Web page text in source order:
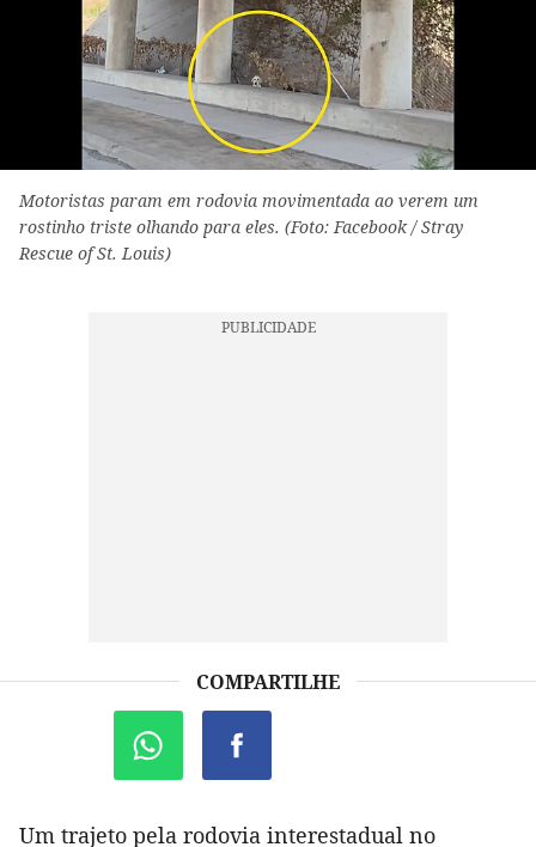
Motoristas param em rodovia movimentada ao verem um
rostinho triste olhando para eles. (Foto: Facebook / Stray
Rescue of St. Louis)
COMPARTILHE
Um trajeto pela rodovia interestadual no